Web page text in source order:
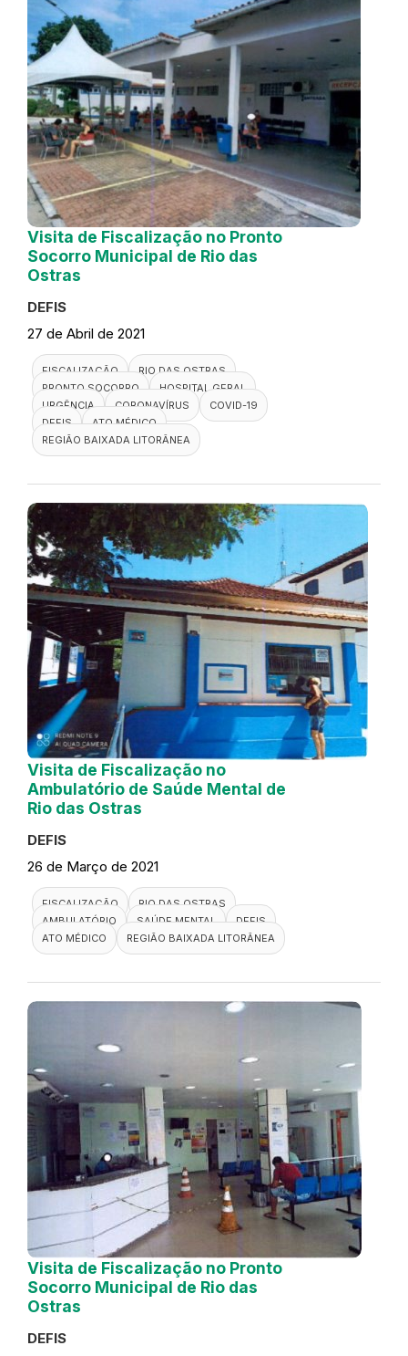
Visita de Fiscalização no Pronto
Socorro Municipal de Rio das
Ostras
DEFIS
27 de Abril de 2021
FISCALIZAÇÃO
RIO DAS OSTRAS
PRONTO SOCORRO
HOSPITAL GERAL
URGÊNCIA
CORONAVÍRUS
COVID-19
DEFIS
ATO MÉDICO
REGIÃO BAIXADA LITORÂNEA
Visita de Fiscalização no
Ambulatório de Saúde Mental de
Rio das Ostras
DEFIS
26 de Março de 2021
FISCALIZAÇÃO
RIO DAS OSTRAS
AMBULATÓRIO
SAÚDE MENTAL
DEFIS
ATO MÉDICO
REGIÃO BAIXADA LITORÂNEA
Visita de Fiscalização no Pronto
Socorro Municipal de Rio das
Ostras
DEFIS